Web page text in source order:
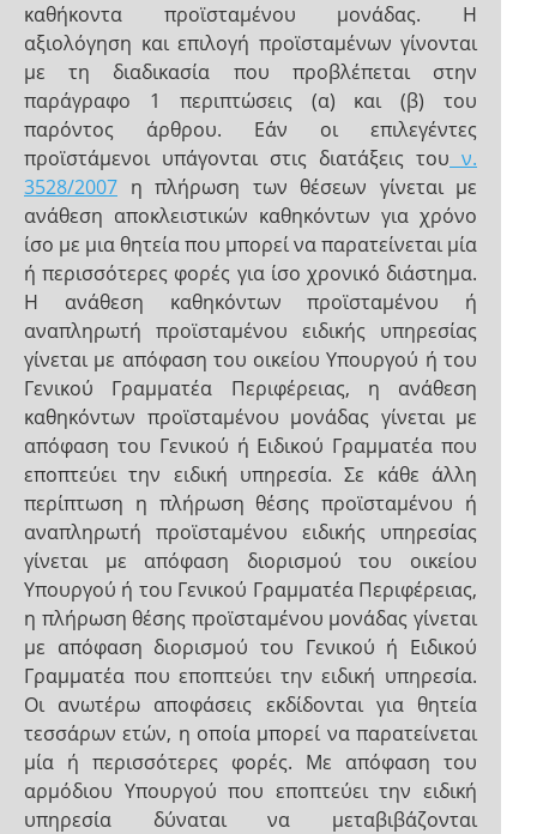
καθήκοντα προϊσταμένου μονάδας. Η
αξιολόγηση και επιλογή προϊσταμένων γίνονται
με τη διαδικασία που προβλέπεται στην
παράγραφο 1 περιπτώσεις (α) και (β) του
παρόντος άρθρου. Εάν οι επιλεγέντες
προϊστάμενοι υπάγονται στις διατάξεις του ν.
3528/2007 η πλήρωση των θέσεων γίνεται με
ανάθεση αποκλειστικών καθηκόντων για χρόνο
ίσο με μια θητεία που μπορεί να παρατείνεται μία
ή περισσότερες φορές για ίσο χρονικό διάστημα.
Η ανάθεση καθηκόντων προϊσταμένου ή
αναπληρωτή προϊσταμένου ειδικής υπηρεσίας
γίνεται με απόφαση του οικείου Υπουργού ή του
Γενικού Γραμματέα Περιφέρειας, η ανάθεση
καθηκόντων προϊσταμένου μονάδας γίνεται με
απόφαση του Γενικού ή Ειδικού Γραμματέα που
εποπτεύει την ειδική υπηρεσία. Σε κάθε άλλη
περίπτωση η πλήρωση θέσης προϊσταμένου ή
αναπληρωτή προϊσταμένου ειδικής υπηρεσίας
γίνεται με απόφαση διορισμού του οικείου
Υπουργού ή του Γενικού Γραμματέα Περιφέρειας,
η πλήρωση θέσης προϊσταμένου μονάδας γίνεται
με απόφαση διορισμού του Γενικού ή Ειδικού
Γραμματέα που εποπτεύει την ειδική υπηρεσία.
Οι ανωτέρω αποφάσεις εκδίδονται για θητεία
τεσσάρων ετών, η οποία μπορεί να παρατείνεται
μία ή περισσότερες φορές. Με απόφαση του
αρμόδιου Υπουργού που εποπτεύει την ειδική
υπηρεσία δύναται να μεταβιβάζονται